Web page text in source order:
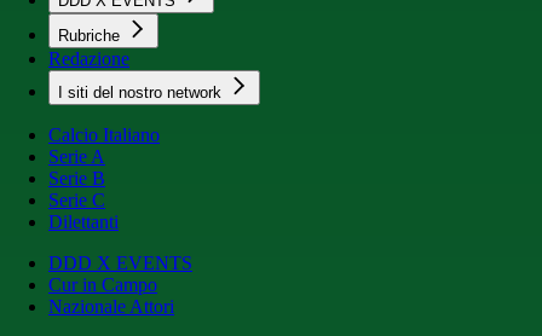
Rubriche
Redazione
I siti del nostro network
Calcio Italiano
Serie A
Serie B
Serie C
Dilettanti
DDD X EVENTS
Cur in Campo
Nazionale Attori